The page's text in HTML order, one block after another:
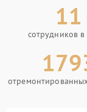
11
сотрудников в